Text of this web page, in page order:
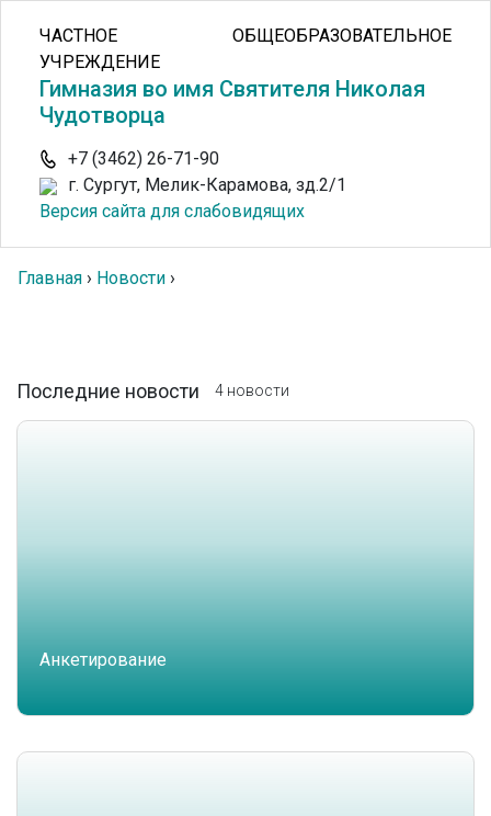
ЧАСТНОЕ ОБЩЕОБРАЗОВАТЕЛЬНОЕ
УЧРЕЖДЕНИЕ
Гимназия во имя Святителя Николая
Чудотворца
+7 (3462) 26-71-90
г. Сургут, Мелик-Карамова, зд.2/1
Версия сайта для слабовидящих
Главная › Новости ›
Последние новости 4 новости
Анкетирование